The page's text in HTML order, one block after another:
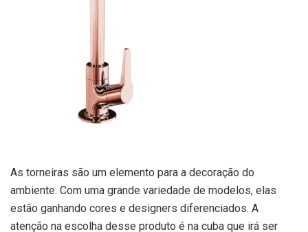
As torneiras são um elemento para a decoração do
ambiente. Com uma grande variedade de modelos, elas
estão ganhando cores e designers diferenciados. A
atenção na escolha desse produto é na cuba que irá ser